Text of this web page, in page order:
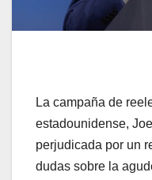
La campaña de
estadounidense,
perjudicada por un
dudas sobre la